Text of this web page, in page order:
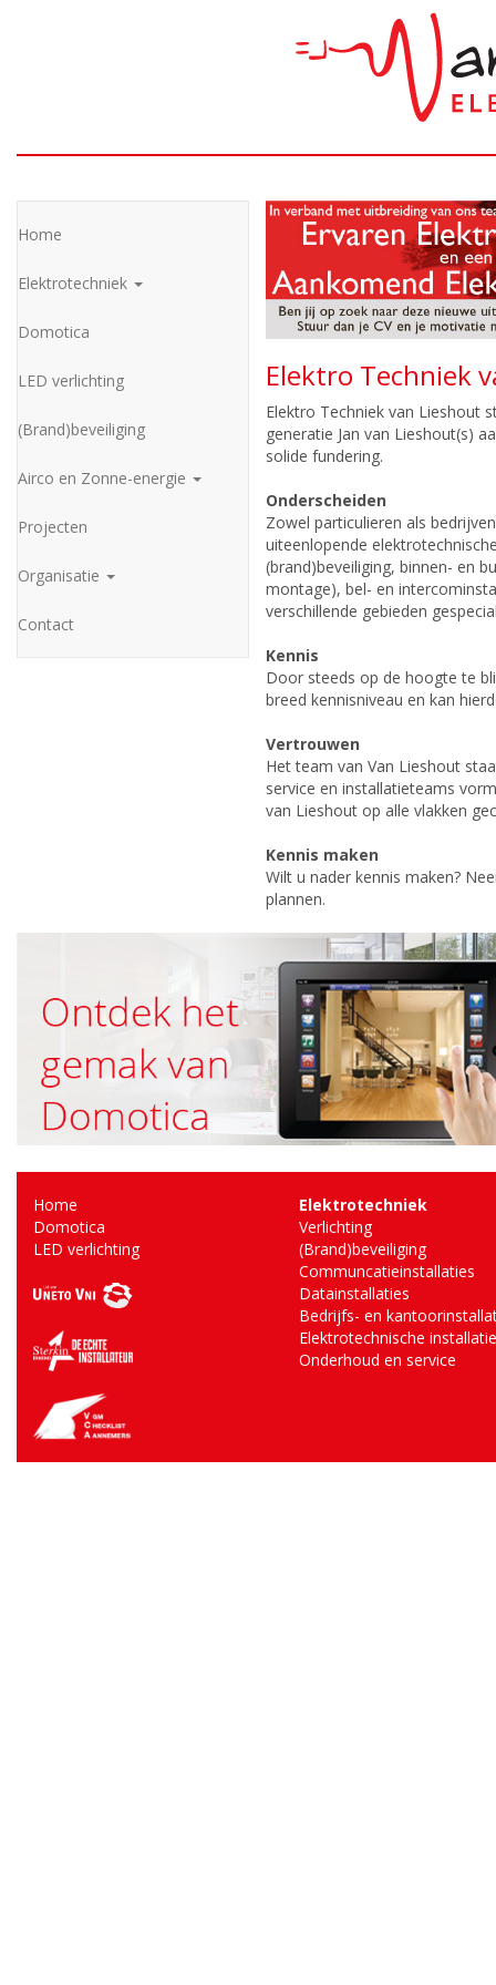
Home
Elektrotechniek
Domotica
LED verlichting
(Brand)beveiliging
Airco en Zonne-energie
Projecten
Organisatie
Contact
Elektro Techniek
Elektro Techniek van Lieshout
generatie Jan van Lieshout(s)
solide fundering.
Onderscheiden
Zowel particulieren als
uiteenlopende
(brand)beveiliging, binnen- en
montage), bel- en
verschillende gebieden
Kennis
Door steeds op de hoogte te
breed kennisniveau en kan
Vertrouwen
Het team van Van Lieshout
service en installatieteams
van Lieshout op alle vlakken
Kennis maken
Wilt u nader kennis maken?
plannen.
Home
Domotica
LED verlichting
Elektrotechniek
Verlichting
(Brand)beveiliging
Communcatieinstallaties
Datainstallaties
Bedrijfs- en
Elektrotechnische
Onderhoud en service